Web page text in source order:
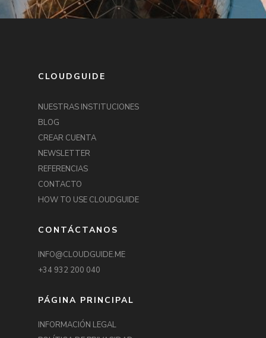
CLOUDGUIDE
NUESTRAS INSTITUCIONES
BLOG
CREAR CUENTA
NEWSLETTER
REFERENCIAS
CONTACTO
HOW TO USE CLOUDGUIDE
CONTÁCTANOS
INFO@CLOUDGUIDE.ME
+34 932 200 040
PÁGINA PRINCIPAL
INFORMACIÓN LEGAL